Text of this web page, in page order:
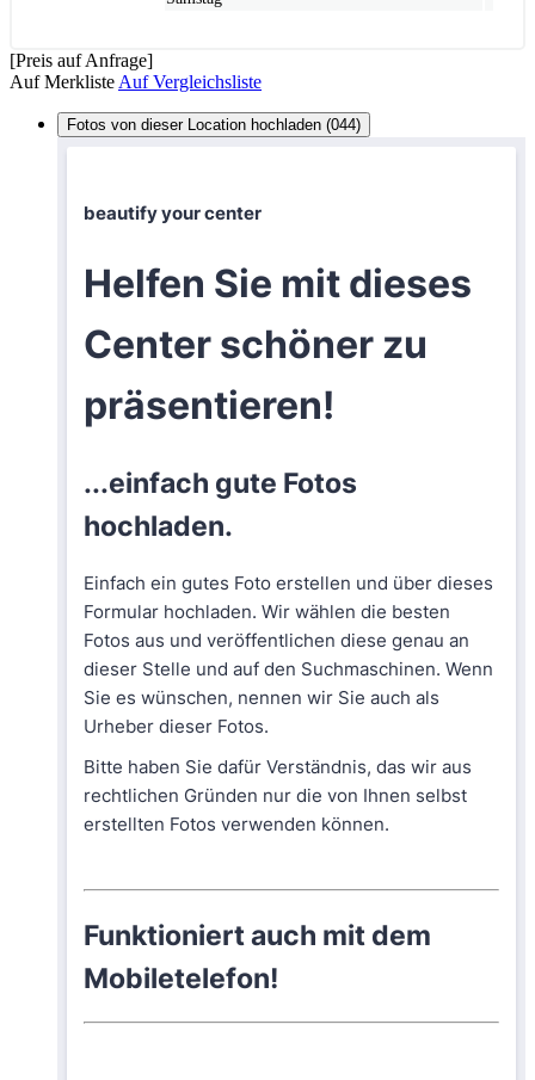
[Preis auf Anfrage]
Auf Merkliste Auf Vergleichsliste
Fotos von dieser Location hochladen (044)